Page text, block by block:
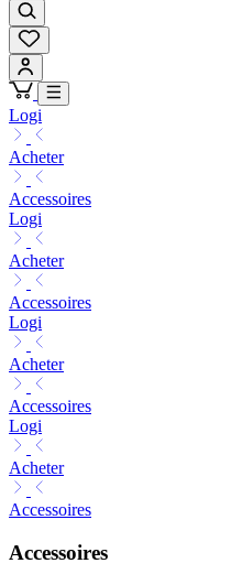
Logi
Acheter
Accessoires
Logi
Acheter
Accessoires
Logi
Acheter
Accessoires
Logi
Acheter
Accessoires
Accessoires